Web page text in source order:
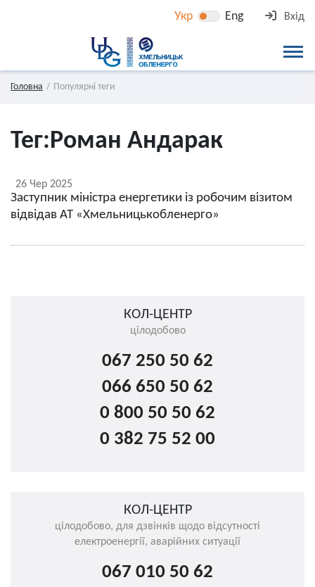
Укр Eng Вхід
Головна Популярні теги
Тег:Роман Андарак
26 Чер 2025
Заступник міністра енергетики із робочим візитом
відвідав АТ «Хмельницькобленерго»
КОЛ-ЦЕНТР
цілодобово
067 250 50 62
066 650 50 62
0 800 50 50 62
0 382 75 52 00
КОЛ-ЦЕНТР
цілодобово, для дзвінків щодо відсутності
електроенергії, аварійних ситуації
067 010 50 62